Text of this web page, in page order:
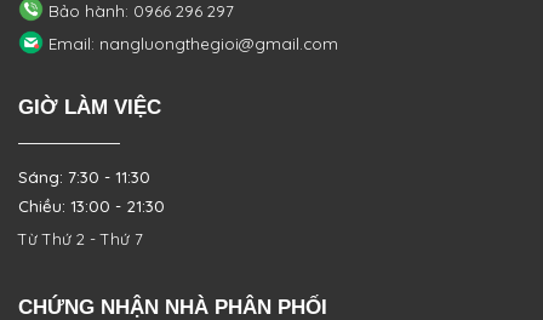
Bảo hành: 0966 296 297
Email: nangluongthegioi@gmail.com
GIỜ LÀM VIỆC
Sáng: 7:30 - 11:30
Chiều: 13:00 - 21:30
Từ Thứ 2 - Thứ 7
CHỨNG NHẬN NHÀ PHÂN PHỐI